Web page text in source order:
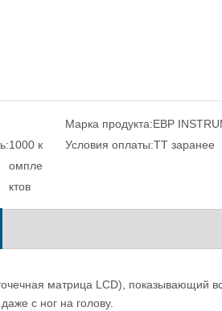
Марка продукта:EBP
1000 к
омпле
ктов
Условия оплаты:TT заранее
матрица LCD), показывающий
с ног на голову.